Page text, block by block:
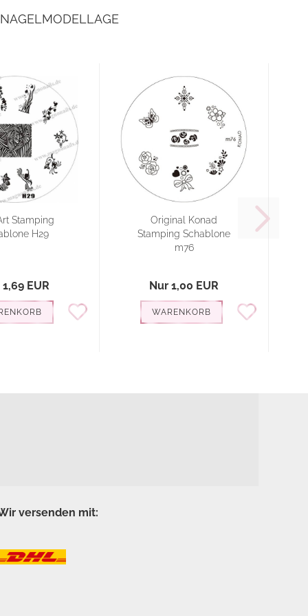
Stamping
H29
EUR
Original Konad
Stamping Schablone
m76
Nur 1,00 EUR
WARENKORB
versenden mit: